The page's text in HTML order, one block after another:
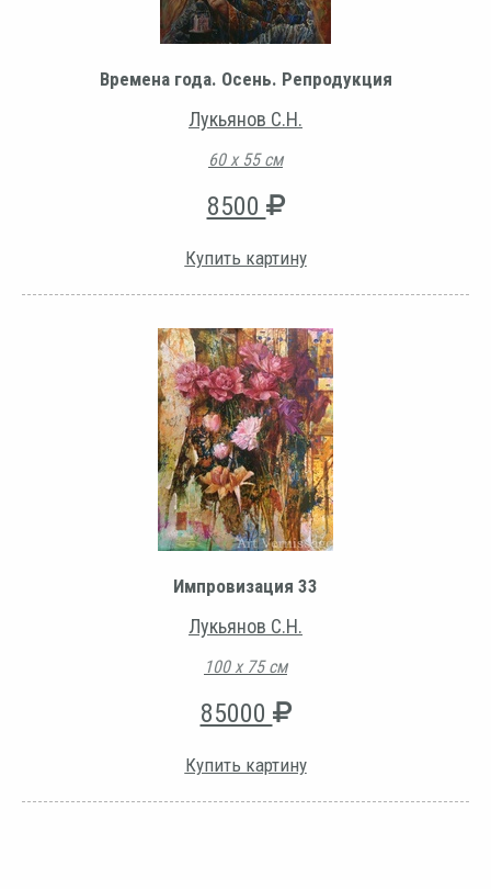
Времена года. Осень. Репродукция
Лукьянов С.Н.
60 х 55 см
8500
Купить картину
Импровизация 33
Лукьянов С.Н.
100 х 75 см
85000
Купить картину